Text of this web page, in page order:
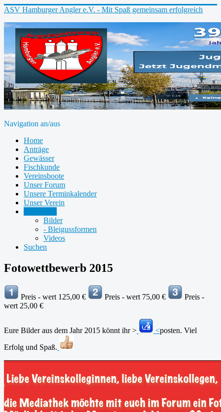
ASV Hamburger Angler e.V. - Mit Spaß gemeinsam erfolgreich
Navigation an/aus
Home
Anträge
Gewässer
Fischkunde
Vereinsboote
Unser Forum
Unsere Terminkalender
Unser Verein
Bilder
- Bleigussformen
Videos
Suchen
Fotowettbewerb 2015
Preis - wert 125,00 € Preis - wert 75,00 €
Preis -
wert 25,00 €
Eure Bilder aus dem Jahr 2015 könnt ihr > <posten. Viel
Erfolg und Spaß.